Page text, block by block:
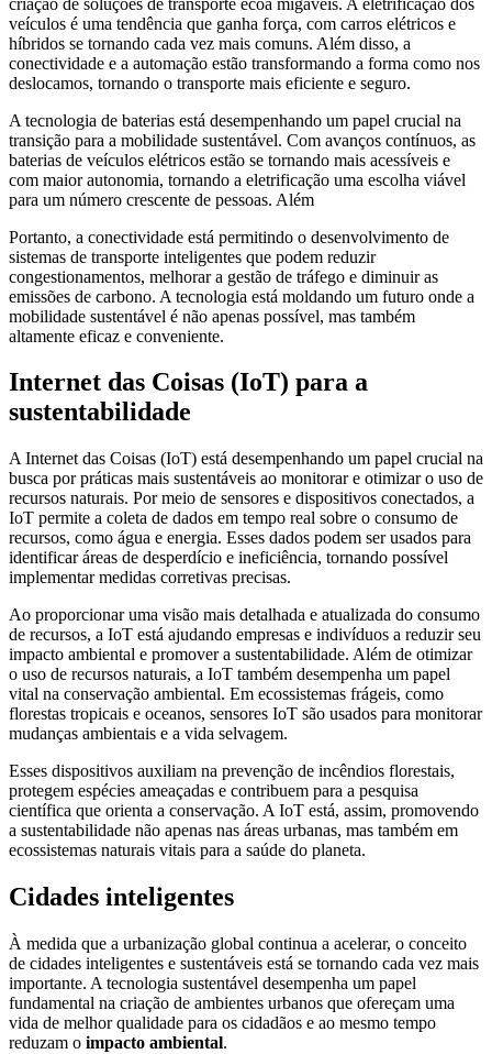
veículos é uma tendência que ganha força, com carros elétricos e
híbridos se tornando cada vez mais comuns. Além disso, a
conectividade e a automação estão transformando a forma como nos
deslocamos, tornando o transporte mais eficiente e seguro.
A tecnologia de baterias está desempenhando um papel crucial na
transição para a mobilidade sustentável. Com avanços contínuos, as
baterias de veículos elétricos estão se tornando mais acessíveis e
com maior autonomia, tornando a eletrificação uma escolha viável
para um número crescente de pessoas. Além
Portanto, a conectividade está permitindo o desenvolvimento de
sistemas de transporte inteligentes que podem reduzir
congestionamentos, melhorar a gestão de tráfego e diminuir as
emissões de carbono. A tecnologia está moldando um futuro onde a
mobilidade sustentável é não apenas possível, mas também
altamente eficaz e conveniente.
Internet das Coisas (IoT) para a
sustentabilidade
A Internet das Coisas (IoT) está desempenhando um papel crucial na
busca por práticas mais sustentáveis ao monitorar e otimizar o uso de
recursos naturais. Por meio de sensores e dispositivos conectados, a
IoT permite a coleta de dados em tempo real sobre o consumo de
recursos, como água e energia. Esses dados podem ser usados para
identificar áreas de desperdício e ineficiência, tornando possível
implementar medidas corretivas precisas.
Ao proporcionar uma visão mais detalhada e atualizada do consumo
de recursos, a IoT está ajudando empresas e indivíduos a reduzir seu
impacto ambiental e promover a sustentabilidade. Além de otimizar
o uso de recursos naturais, a IoT também desempenha um papel
vital na conservação ambiental. Em ecossistemas frágeis, como
florestas tropicais e oceanos, sensores IoT são usados para monitorar
mudanças ambientais e a vida selvagem.
Esses dispositivos auxiliam na prevenção de incêndios florestais,
protegem espécies ameaçadas e contribuem para a pesquisa
científica que orienta a conservação. A IoT está, assim, promovendo
a sustentabilidade não apenas nas áreas urbanas, mas também em
ecossistemas naturais vitais para a saúde do planeta.
Cidades inteligentes
À medida que a urbanização global continua a acelerar, o conceito
de cidades inteligentes e sustentáveis está se tornando cada vez mais
importante. A tecnologia sustentável desempenha um papel
fundamental na criação de ambientes urbanos que ofereçam uma
vida de melhor qualidade para os cidadãos e ao mesmo tempo
reduzam o impacto ambiental.